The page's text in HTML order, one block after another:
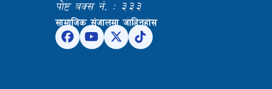
पोष्ट बक्स नं. : ३३३
सामाजिक संजालमा जोडिनुहोस